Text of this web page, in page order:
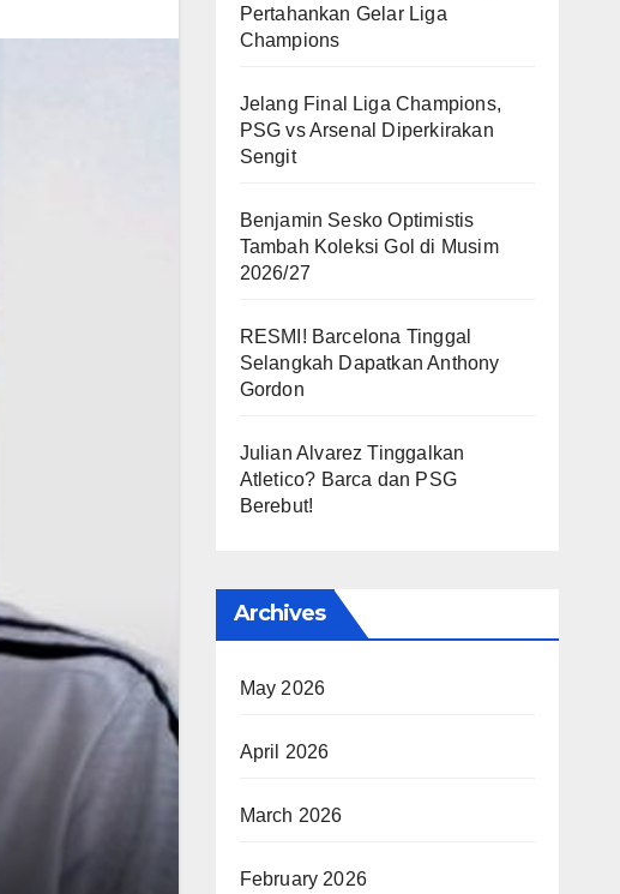
Pertahankan Gelar Liga
Champions
Jelang Final Liga Champions,
PSG vs Arsenal Diperkirakan
Sengit
Benjamin Sesko Optimistis
Tambah Koleksi Gol di Musim
2026/27
RESMI! Barcelona Tinggal
Selangkah Dapatkan Anthony
Gordon
Julian Alvarez Tinggalkan
Atletico? Barca dan PSG
Berebut!
Archives
May 2026
April 2026
March 2026
February 2026